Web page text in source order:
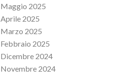
Maggio 2025
Aprile 2025
Marzo 2025
Febbraio 2025
Dicembre 2024
Novembre 2024